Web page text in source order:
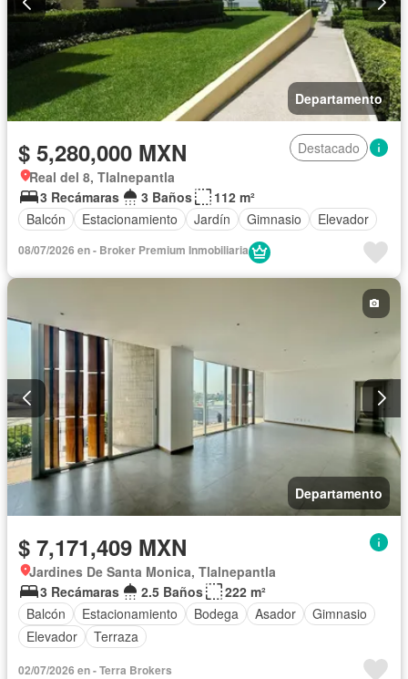
Departamento
$ 5,280,000 MXN
Destacado
Real del 8, Tlalnepantla
3 Recámaras
3 Baños
112 m²
Balcón
Estacionamiento Jardín Gimnasio Elevador
08/07/2026 en - Broker Premium Inmobiliaria
Departamento
$ 7,171,409 MXN
Jardines De Santa Monica, Tlalnepantla
3 Recámaras
2.5 Baños
222 m²
Balcón
Estacionamiento Bodega Asador
Gimnasio
Elevador
Terraza
02/07/2026 en - Terra Brokers